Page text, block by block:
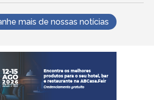
mais de nossas notícias